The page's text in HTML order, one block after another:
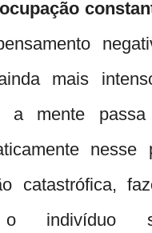
mais
a mente
nesse
catastrófica,
indivíduo